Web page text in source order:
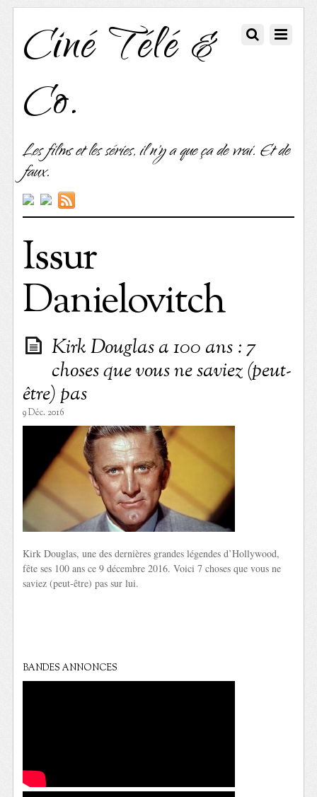
Ciné Télé &
Co.
Les films et les séries, il n'y a que ça de vrai. Et de
faux.
Issur
Danielovitch
Kirk Douglas a 100 ans : 7
choses que vous ne saviez (peut-
être) pas
9 Déc. 2016
Kirk Douglas, une des dernières grandes légendes d’Hollywood,
fête ses 100 ans ce 9 décembre 2016. Voici 7 choses que vous ne
saviez (peut-être) pas sur lui.
BANDES ANNONCES